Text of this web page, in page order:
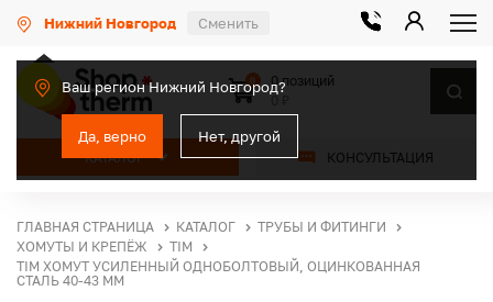
Нижний Новгород Сменить
Ваш регион Нижний Новгород?
Да, верно Нет, другой
КАТАЛОГ КОНСУЛЬТАЦИЯ
0
0 позиций
ГЛАВНАЯ СТРАНИЦА КАТАЛОГ
ТРУБЫ И ФИТИНГИ
ХОМУТЫ И КРЕПЁЖ
TIM
TIM ХОМУТ УСИЛЕННЫЙ ОДНОБОЛТОВЫЙ, ОЦИНКОВАННАЯ
СТАЛЬ 40-43 ММ